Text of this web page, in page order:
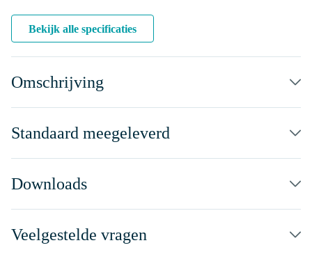
Bekijk alle specificaties
Omschrijving
Standaard meegeleverd
Downloads
Veelgestelde vragen